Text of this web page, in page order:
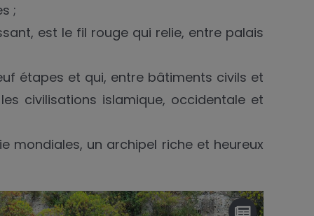
;
est le fil rouge qui relie, entre palais
étapes et qui, entre bâtiments civils et
civilisations islamique, occidentale et
mondiales, un archipel riche et heureux